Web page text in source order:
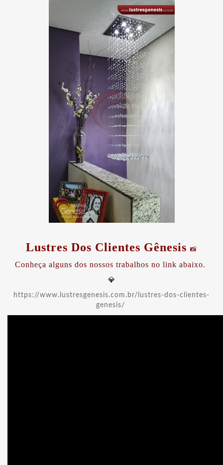
Lustres Dos Clientes Gênesis 📸
Conheça alguns dos nossos trabalhos no link abaixo.
💎
https://www.lustresgenesis.com.br/lustres-dos-clientes-
genesis/